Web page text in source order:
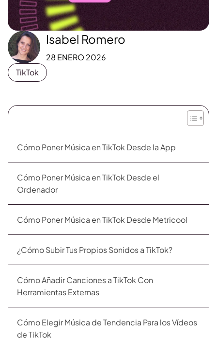
Isabel Romero
28 ENERO 2026
TikTok
Cómo Poner Música en TikTok Desde la App
Cómo Poner Música en TikTok Desde el
Ordenador
Cómo Poner Música en TikTok Desde Metricool
¿Cómo Subir Tus Propios Sonidos a TikTok?
Cómo Añadir Canciones a TikTok Con
Herramientas Externas
Cómo Elegir Música de Tendencia Para los Vídeos
de TikTok